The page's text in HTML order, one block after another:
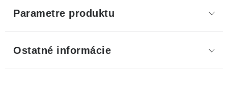
Parametre produktu
Ostatné informácie